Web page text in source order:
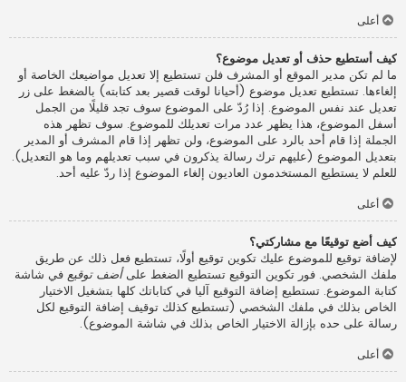
أعلى
كيف أستطيع حذف أو تعديل موضوع؟
ما لم تكن مدير الموقع أو المشرف فلن تستطيع إلا تعديل مواضيعك الخاصة أو
إلغاءها. تستطيع تعديل موضوع (أحيانا لوقت قصير بعد كتابته) بالضغط على زر
تعديل عند نفس الموضوع. إذا رُدّ على الموضوع سوف تجد قليلًا من الجمل
أسفل الموضوع، هذا يظهر عدد مرات تعديلك للموضوع. سوف تظهر هذه
الجملة إذا قام أحد بالرد على الموضوع، ولن تظهر إذا قام المشرف أو المدير
بتعديل الموضوع (عليهم ترك رسالة يذكرون في سبب تعديلهم وما هو التعديل).
للعلم لا يستطيع المستخدمون العاديون إلغاء الموضوع إذا ردّ عليه أحد.
أعلى
كيف أضع توقيعًا مع مشاركتي؟
لإضافة توقيع للموضوع عليك تكوين توقيع أولًا، تستطيع فعل ذلك عن طريق
ملفك الشخصي. فور تكوين التوقيع تستطيع الضغط علىأضف توقيع في شاشة
كتابة الموضوع. تستطيع إضافة التوقيع آليا في كتاباتك كلها بتشغيل الاختيار
الخاص بذلك في ملفك الشخصي (تستطيع كذلك توقيف إضافة التوقيع لكل
رسالة على حده بإزالة الاختيار الخاص بذلك في شاشة الموضوع).
أعلى